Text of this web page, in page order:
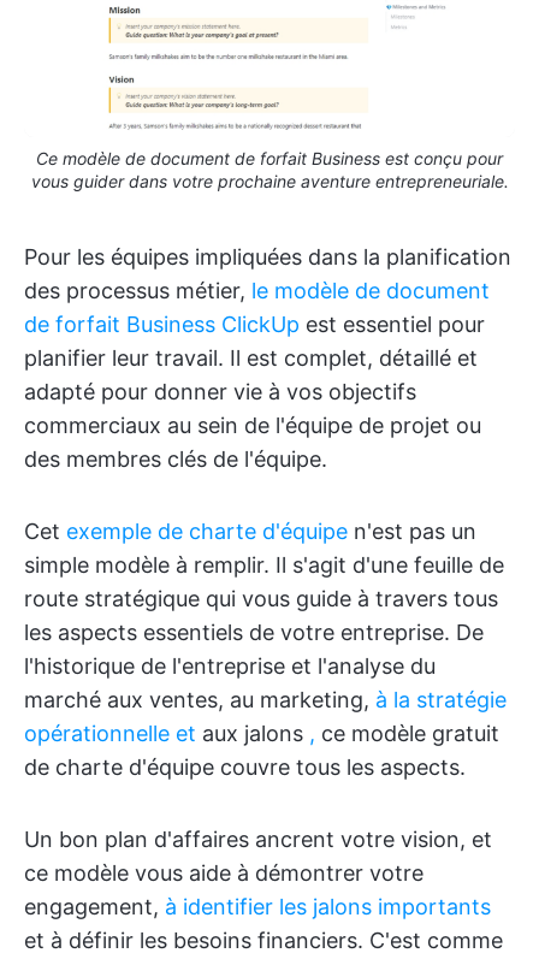
Ce modèle de document de forfait Business est conçu pour
vous guider dans votre prochaine aventure entrepreneuriale.
Pour les équipes impliquées dans la planification
des processus métier, le modèle de document
de forfait Business ClickUp est essentiel pour
planifier leur travail. Il est complet, détaillé et
adapté pour donner vie à vos objectifs
commerciaux au sein de l'équipe de projet ou
des membres clés de l'équipe.
Cet exemple de charte d'équipe n'est pas un
simple modèle à remplir. Il s'agit d'une feuille de
route stratégique qui vous guide à travers tous
les aspects essentiels de votre entreprise. De
l'historique de l'entreprise et l'analyse du
marché aux ventes, au marketing, à la stratégie
opérationnelle et aux jalons , ce modèle gratuit
de charte d'équipe couvre tous les aspects.
Un bon plan d'affaires ancrent votre vision, et
ce modèle vous aide à démontrer votre
engagement, à identifier les jalons importants
et à définir les besoins financiers. C'est comme